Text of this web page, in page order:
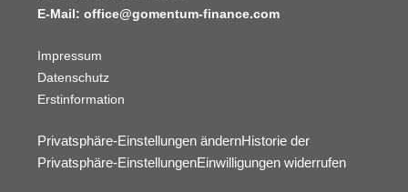
E-Mail: office@gomentum-finance.com
Impressum
Datenschutz
Erstinformation
Privatsphäre-Einstellungen ändernHistorie der
Privatsphäre-EinstellungenEinwilligungen widerrufen